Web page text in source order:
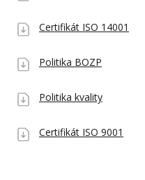
Certifikát ISO 14001
Politika BOZP
Politika kvality
Certifikát ISO 9001